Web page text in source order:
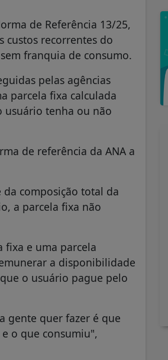
de Referência 13/25,
custos recorrentes do
franquia de consumo.
pelas agências
parcela fixa calculada
usuário tenha ou não
de referência da ANA a
composição total da
a parcela fixa não
fixa e uma parcela
a disponibilidade
o usuário pague pelo
gente quer fazer é que
o que consumiu",